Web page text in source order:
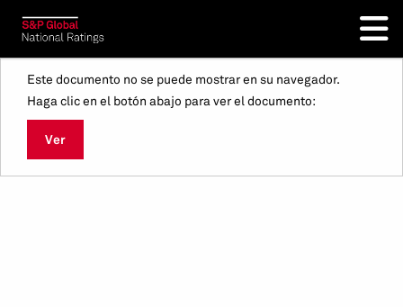
Este documento no se puede mostrar en su navegador.
Haga clic en el botón abajo para ver el documento:
Ver